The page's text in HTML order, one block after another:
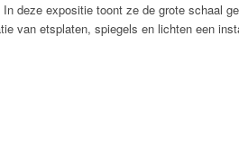
deze expositie toont ze de grote schaal
van etsplaten, spiegels en lichten een